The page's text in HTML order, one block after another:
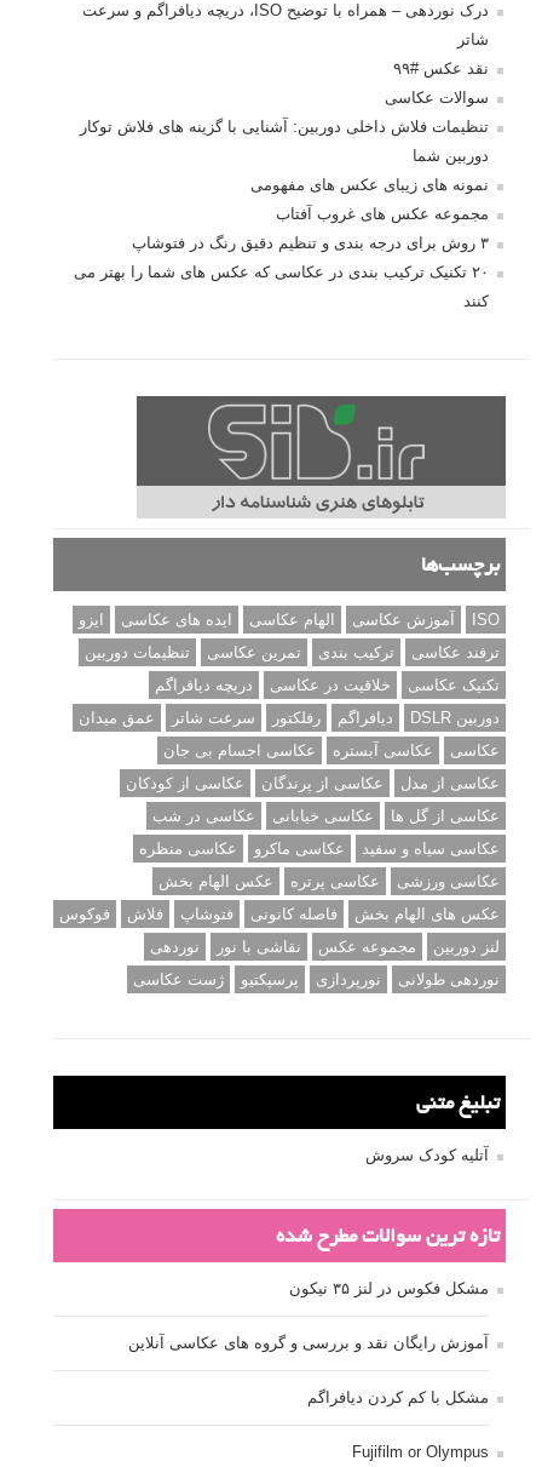
درک نوردهی – همراه با توضیح ISO، دریچه دیافراگم و سرعت
شاتر
نقد عکس #۹۹
سوالات عکاسی
تنظیمات فلاش داخلی دوربین: آشنایی با گزینه های فلاش توکار
دوربین شما
نمونه های زیبای عکس های مفهومی
مجموعه عکس های غروب آفتاب
۳ روش برای درجه بندی و تنظیم دقیق رنگ در فتوشاپ
۲۰ تکنیک ترکیب بندی در عکاسی که عکس های شما را بهتر می
کنند
برچسب‌ها
ISO آموزش عکاسی الهام عکاسی ایده های عکاسی
ایزو
ترفند عکاسی
ترکیب بندی تمرین عکاسی
تنظیمات دوربین
تکنیک عکاسی
خلاقیت در عکاسی
دریچه دیافراگم
دوربین DSLR
دیافراگم رفلکتور سرعت شاتر
عمق میدان
عکاسی
عکاسی آبستره
عکاسی اجسام بی جان
عکاسی از مدل
عکاسی از پرندگان
عکاسی از کودکان
عکاسی از گل ها
عکاسی خیابانی
عکاسی در شب
عکاسی سیاه و سفید
عکاسی ماکرو
عکاسی منظره
عکاسی ورزشی
عکاسی پرتره
عکس الهام بخش
عکس های الهام بخش
فاصله کانونی فتوشاپ فلاش
فوکوس
لنز دوربین
مجموعه عکس نقاشی با نور
نوردهی
نوردهی طولانی
نورپردازی پرسپکتیو ژست عکاسی
تبلیغ متنی
آتلیه کودک سروش
تازه ترین سوالات مطرح شده
مشکل فکوس در لنز ۳۵ نیکون
آموزش رایگان نقد و بررسی و گروه های عکاسی آنلاین
مشکل با کم کردن دیافراگم
Fujifilm or Olympus